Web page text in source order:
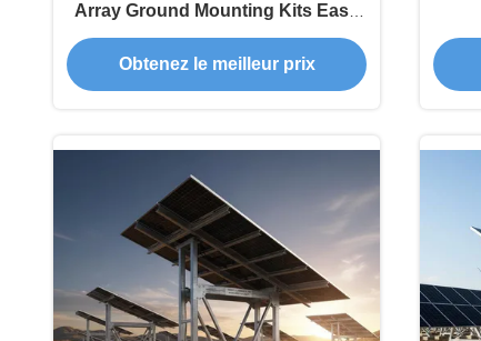
Array Ground Mounting Kits Easy
Quick Installation Matériau résistant
à la corrosion
Obtenez le meilleur prix